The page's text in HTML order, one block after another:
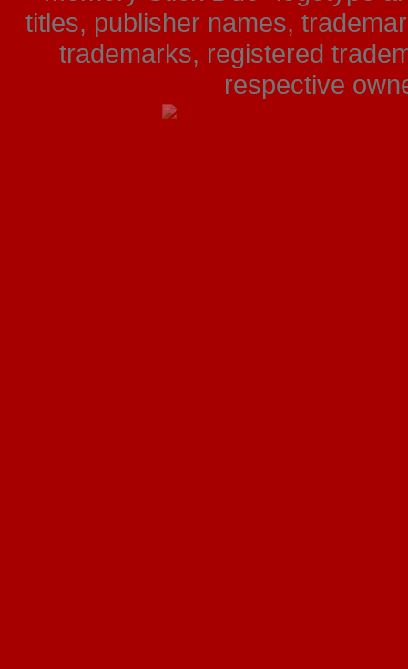
titles, publisher names,
trademarks, registered
respective